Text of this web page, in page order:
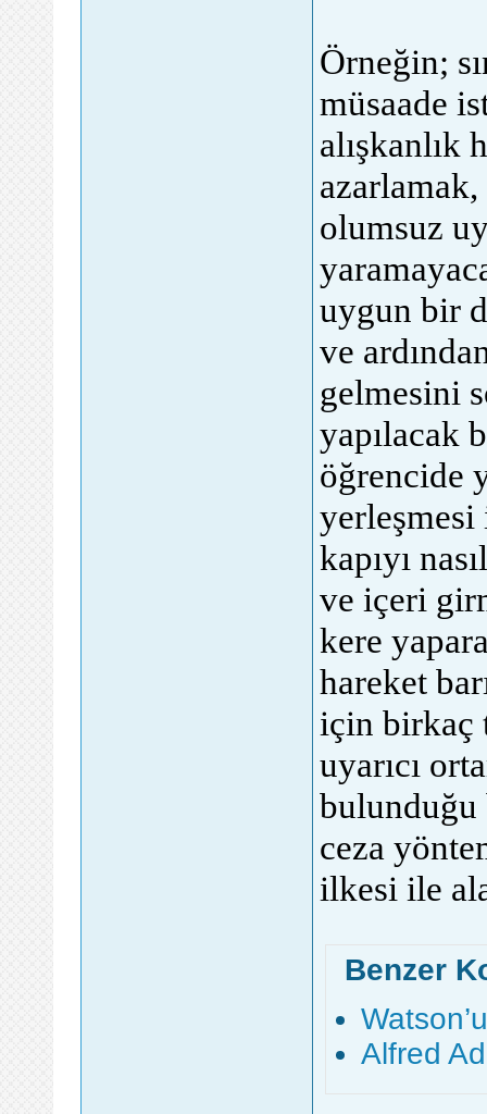
Örneğin;
müsaade
alışkanlık
olumsuz
uygun bir
ve
gelmesini
yapılacak
öğrencide
kapıyı
ve içeri
kere
hareket
için birkaç
uyarıcı
bulunduğu
ceza
ilkesi ile
Benzer
Alfred